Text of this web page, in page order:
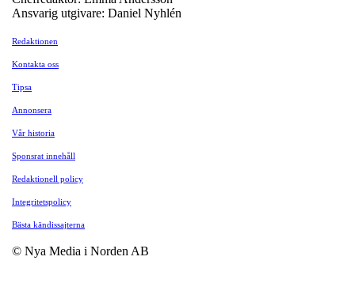
Ansvarig utgivare: Daniel Nyhlén
Redaktionen
Kontakta oss
Tipsa
Annonsera
Vår historia
Sponsrat innehåll
Redaktionell policy
Integritetspolicy
Bästa kändissajterna
© Nya Media i Norden AB